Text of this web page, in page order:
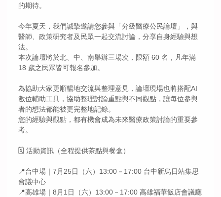
的期待。
今年夏天，我們誠摯邀請您參與「分級醫療公民論壇」，與
醫師、政策研究者及民眾一起交流討論，分享自身經驗與想
法。
本次論壇將於北、中、南舉辦三場次，限額 60 名，凡年滿
18 歲之民眾皆可報名參加。
為協助大家更順暢地交流與整理意見，論壇現場也將搭配AI
數位輔助工具，協助整理討論重點與不同觀點，讓每位參與
者的想法都能被更完整地記錄。
您的經驗與觀點，都有機會成為未來醫療政策討論的重要參
考。
🗓 活動資訊（全程提供茶點與餐盒）
📍台中場｜7月25日（六）13:00－17:00 台中新烏日站集思
會議中心
📍高雄場｜8月1日（六）13:00－17:00 高雄福華飯店會議廳